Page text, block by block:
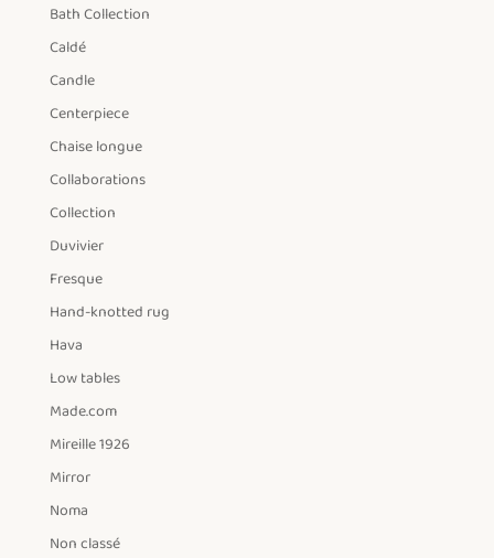
Bath Collection
Caldé
Candle
Centerpiece
Chaise longue
Collaborations
Collection
Duvivier
Fresque
Hand-knotted rug
Hava
Low tables
Made.com
Mireille 1926
Mirror
Noma
Non classé